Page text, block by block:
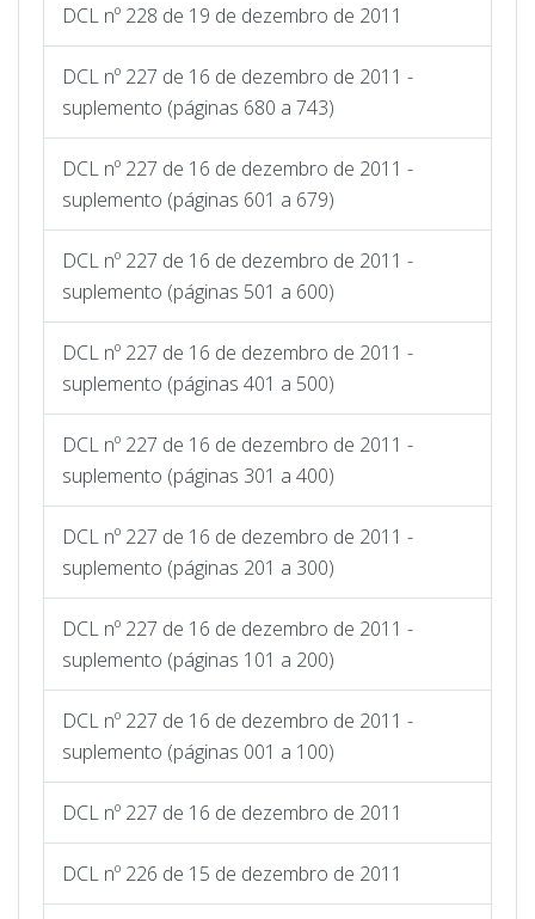
DCL nº 228 de 19 de dezembro de 2011
DCL nº 227 de 16 de dezembro de 2011 -
suplemento (páginas 680 a 743)
DCL nº 227 de 16 de dezembro de 2011 -
suplemento (páginas 601 a 679)
DCL nº 227 de 16 de dezembro de 2011 -
suplemento (páginas 501 a 600)
DCL nº 227 de 16 de dezembro de 2011 -
suplemento (páginas 401 a 500)
DCL nº 227 de 16 de dezembro de 2011 -
suplemento (páginas 301 a 400)
DCL nº 227 de 16 de dezembro de 2011 -
suplemento (páginas 201 a 300)
DCL nº 227 de 16 de dezembro de 2011 -
suplemento (páginas 101 a 200)
DCL nº 227 de 16 de dezembro de 2011 -
suplemento (páginas 001 a 100)
DCL nº 227 de 16 de dezembro de 2011
DCL nº 226 de 15 de dezembro de 2011